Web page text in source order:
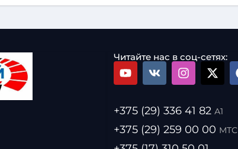
высотой всего один метр
Читайте нас в соц-сетях:
+375 (29) 336 41 82 А1
+375 (29) 259 00 00 МТС